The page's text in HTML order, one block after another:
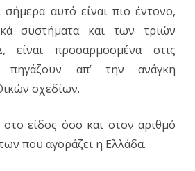
σήμερα αυτό είναι πιο έντονο,
συστήματα και των τριών
προσαρμοσμένα στις
πηγάζουν απ’ την ανάγκη
σχεδίων.
είδος όσο και στον αριθμό
που αγοράζει η Ελλάδα.